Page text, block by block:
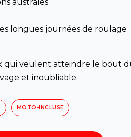
australes
longues journées de roulage
qui veulent atteindre le bout
et inoubliable.
MOTO-INCLUSE